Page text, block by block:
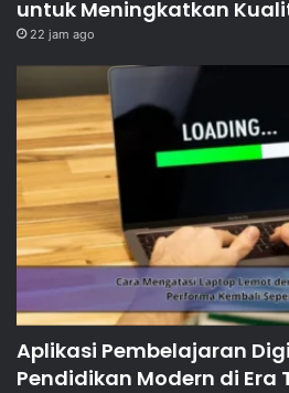
untuk Meningkatkan
22 jam ago
Aplikasi Pembelajaran
Pendidikan Modern di Era